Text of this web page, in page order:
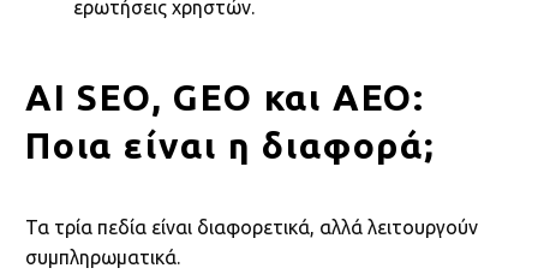
ερωτήσεις χρηστών.
AI SEO, GEO και AEO:
Ποια είναι η διαφορά;
Τα τρία πεδία είναι διαφορετικά, αλλά λειτουργούν
συμπληρωματικά.